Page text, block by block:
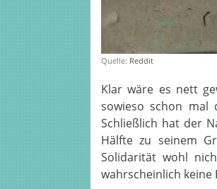
Quelle: Reddit
Klar wäre es nett
sowieso schon mal
Schließlich hat der
Hälfte zu seinem
Solidarität wohl
wahrscheinlich keine